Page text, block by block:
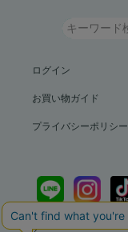
ログイン
お買い物ガイド
プライバシーポリシー